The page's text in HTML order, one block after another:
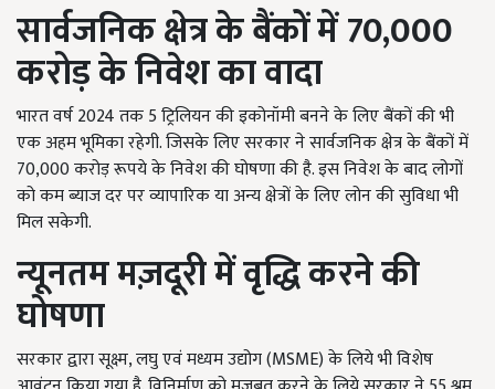
सार्वजनिक क्षेत्र के बैंकों में 70,000
करोड़ के निवेश का वादा
भारत वर्ष 2024 तक 5 ट्रिलियन की इकोनॉमी बनने के लिए बैंकों की भी
एक अहम भूमिका रहेगी. जिसके लिए सरकार ने सार्वजनिक क्षेत्र के बैंकों में
70,000 करोड़ रूपये के निवेश की घोषणा की है. इस निवेश के बाद लोगों
को कम ब्याज दर पर व्यापारिक या अन्य क्षेत्रों के लिए लोन की सुविधा भी
मिल सकेगी.
न्यूनतम मज़दूरी में वृद्धि करने की
घोषणा
सरकार द्वारा सूक्ष्म, लघु एवं मध्यम उद्योग (MSME) के लिये भी विशेष